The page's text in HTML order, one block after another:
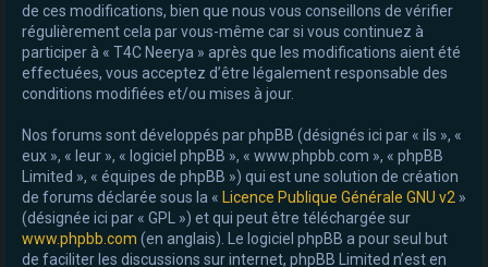
de ces modifications, bien que nous vous conseillons de vérifier
régulièrement cela par vous-même car si vous continuez à
participer à « T4C Neerya » après que les modifications aient été
effectuées, vous acceptez d’être légalement responsable des
conditions modifiées et/ou mises à jour.
Nos forums sont développés par phpBB (désignés ici par « ils », «
eux », « leur », « logiciel phpBB », « www.phpbb.com », « phpBB
Limited », « équipes de phpBB ») qui est une solution de création
de forums déclarée sous la « Licence Publique Générale GNU v2 »
(désignée ici par « GPL ») et qui peut être téléchargée sur
www.phpbb.com (en anglais). Le logiciel phpBB a pour seul but
de faciliter les discussions sur internet, phpBB Limited n’est en